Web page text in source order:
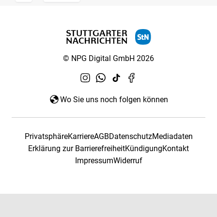
© NPG Digital GmbH 2026
Wo Sie uns noch folgen können
PrivatsphäreKarriereAGBDatenschutzMediadaten
Erklärung zur BarrierefreiheitKündigungKontakt
ImpressumWiderruf